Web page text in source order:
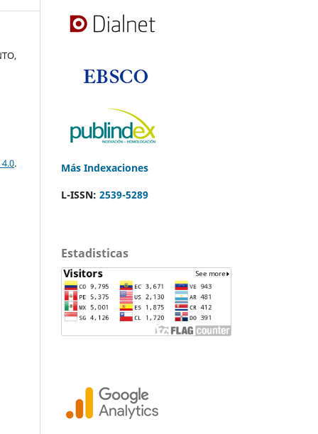
.
Más Indexaciones
L-ISSN: 2539-5289
Estadisticas